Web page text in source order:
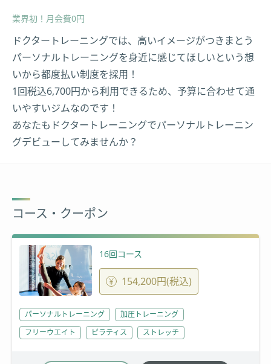
業界初！月会費0円
ドクタートレーニングでは、高いイメージがつきまとう
パーソナルトレーニングを身近に感じてほしいという想
いから都度払い制度を採用！
1回税込6,700円から利用できるため、予算に合わせて通
いやすいジムなのです！
あなたもドクタートレーニングでパーソナルトレーニン
グデビューしてみませんか？
コース・クーポン
16回コース
154,200円(税込)
パーソナルトレーニング
加圧トレーニング
フリーウエイト
ピラティス ストレッチ